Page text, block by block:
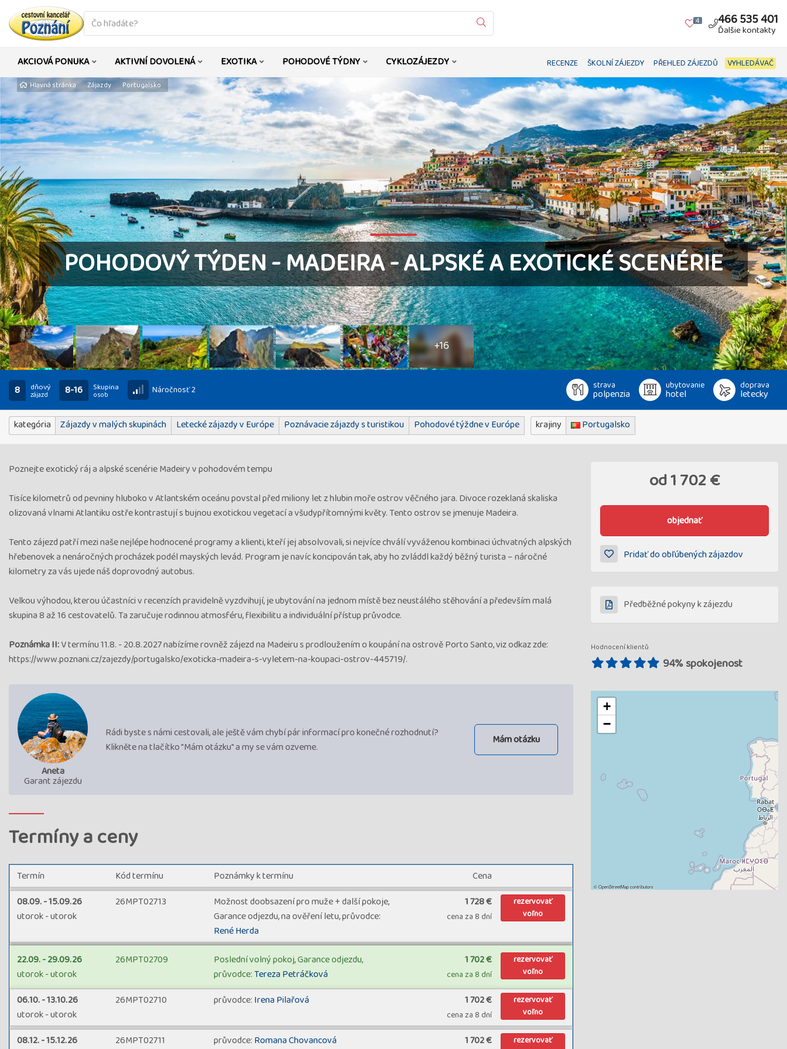
co
hledáte
Vyhledat 4 466 535 401
Ďalšie kontakty
AKCIOVÁ PONUKA AKTIVNÍ DOVOLENÁ EXOTIKA POHODOVÉ TÝDNY CYKLOZÁJEZDY RECENZE ŠKOLNÍ ZÁJEZDY PŘEHLED ZÁJEZDŮ VYHLEDÁVAČ
Hlavná stránka Zájazdy Portugalsko
POHODOVÝ TÝDEN - MADEIRA - ALPSKÉ A EXOTICKÉ SCENÉRIE
+16
8 dňový
zájazd 8-16 Skupina
osob Náročnosť 2 strava
polpenzia
ubytovanie
hotel
doprava
letecky
kategória Zájazdy v malých skupinách Letecké zájazdy v Európe Poznávacie zájazdy s turistikou Pohodové týždne v Európe krajiny Portugalsko
od1 702 €
objednať
Pridať do obľúbených zájazdov
Předběžné pokyny k zájezdu
Hodnocení klientů
94% spokojenost
+
−
©OpenStreetMapcontributors
Poznejte exotický ráj a alpské scenérie Madeiry v pohodovém tempu
Tisíce kilometrů od pevniny hluboko v Atlantském oceánu povstal před miliony let z hlubin moře ostrov věčného jara. Divoce rozeklaná skaliska
olizovaná vlnami Atlantiku ostře kontrastují s bujnou exotickou vegetací a všudypřítomnými květy. Tento ostrov se jmenuje Madeira.
Tento zájezd patří mezi naše nejlépe hodnocené programy a klienti, kteří jej absolvovali, si nejvíce chválí vyváženou kombinaci úchvatných alpských
hřebenovek a nenáročných procházek podél mayských levád. Program je navíc koncipován tak, aby ho zvláddl každý běžný turista – náročné
kilometry za vás ujede náš doprovodný autobus.
Velkou výhodou, kterou účastníci v recenzích pravidelně vyzdvihují, je ubytování na jednom místě bez neustálého stěhování a především malá
skupina 8 až 16 cestovatelů. Ta zaručuje rodinnou atmosféru, flexibilitu a individuální přístup průvodce.
Poznámka II:V termínu 11.8. - 20.8.2027 nabízíme rovněž zájezd na Madeiru s prodloužením o koupání na ostrově Porto Santo, viz odkaz zde:
https://www.poznani.cz/zajezdy/portugalsko/exoticka-madeira-s-vyletem-na-koupaci-ostrov-445719/.
Aneta
Garant zájezdu
Rádi byste s námi cestovali, ale ještě vám chybí pár informací pro konečné rozhodnutí?
Klikněte na tlačítko "Mám otázku" a my se vám ozveme.
Mám otázku
Termíny a ceny
Termín Poznámky k termínu
Kód termínu Cena
08.09. - 15.09.26
utorok - utorok
Možnost doobsazení pro muže + další pokoje,
Garance odjezdu, na ověření letu, průvodce:
René Herda
26MPT02713 1 728 €
cena za 8 dní
rezervovať
voľno
22.09. - 29.09.26
utorok - utorok
Poslední volný pokoj, Garance odjezdu,
průvodce:Tereza Petráčková
26MPT02709 1 702 €
cena za 8 dní
rezervovať
voľno
06.10. - 13.10.26
utorok - utorok
průvodce: Irena Pilařová
26MPT02710 1 702 €
cena za 8 dní
rezervovať
voľno
08.12. - 15.12.26
průvodce: Romana Chovancová
26MPT02711 1 702 €
rezervovať